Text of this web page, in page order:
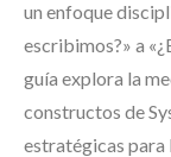
un enfoque
escribimos?» a
guía explora la
constructos de
estratégicas para